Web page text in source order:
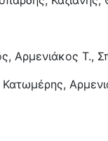
Αρμενιάκος Τ.,
τον Κεραυνό Αγίου